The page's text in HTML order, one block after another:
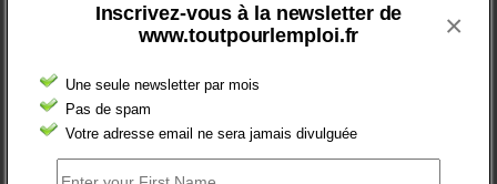
Inscrivez-vous à la newsletter de
www.toutpourlemploi.fr
Une seule newsletter par mois
Pas de spam
Votre adresse email ne sera jamais divulguée
×